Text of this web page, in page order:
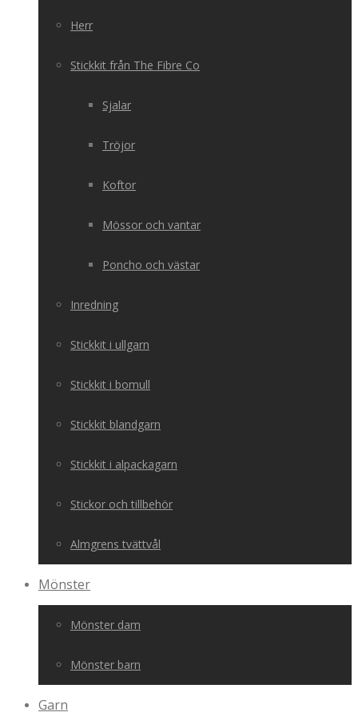
Herr
Stickkit från The Fibre Co
Sjalar
Tröjor
Koftor
Mössor och vantar
Poncho och västar
Inredning
Stickkit i ullgarn
Stickkit i bomull
Stickkit blandgarn
Stickkit i alpackagarn
Stickor och tillbehör
Almgrens tvättvål
Mönster
Mönster dam
Mönster barn
Garn